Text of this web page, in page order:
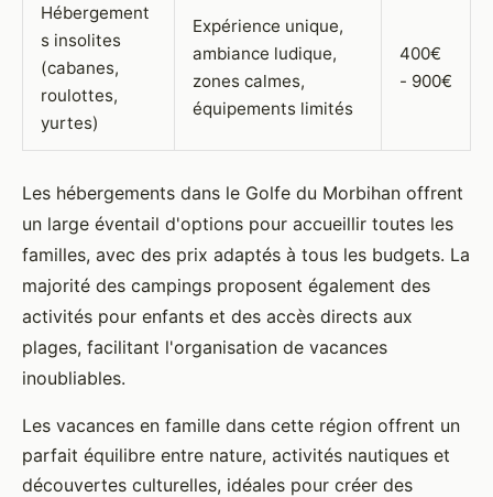
Hébergement
s insolites
(cabanes,
roulottes,
yurtes)
Expérience unique,
ambiance ludique,
zones calmes,
équipements limités
400€
- 900€
Les hébergements dans le Golfe du Morbihan offrent
un large éventail d'options pour accueillir toutes les
familles, avec des prix adaptés à tous les budgets. La
majorité des campings proposent également des
activités pour enfants et des accès directs aux
plages, facilitant l'organisation de vacances
inoubliables.
Les vacances en famille dans cette région offrent un
parfait équilibre entre nature, activités nautiques et
découvertes culturelles, idéales pour créer des